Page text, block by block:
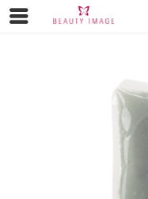
Übersicht Pflege &